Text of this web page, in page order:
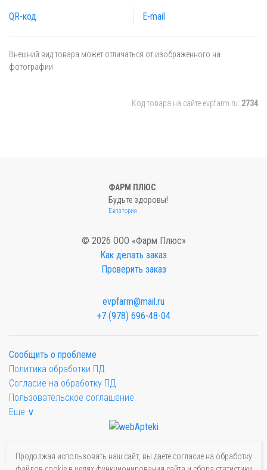
QR-код E-mail
Внешний вид товара может отличаться от изображённого на
фотографии
Код товара на сайте evpfarm.ru: 2734
ФАРМ ПЛЮС
Будьте здоровы!
Евпатория
© 2026 ООО «Фарм Плюс»
Как делать заказ
Проверить заказ
evpfarm@mail.ru
+7 (978) 696-48-04
Сообщить о проблеме
Политика обработки ПД
Согласие на обработку ПД
Пользовательское соглашение
Еще ∨
Продолжая использовать наш сайт, вы даёте согласие на обработку